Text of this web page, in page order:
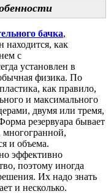
бачка,
находится, как
с
установлен в
физика. По
как правило,
и максимального
двумя или тремя,
резервуара бывает
многогранной,
и объема.
эффективно
поэтому иногда
Их надо знать
и несколько.